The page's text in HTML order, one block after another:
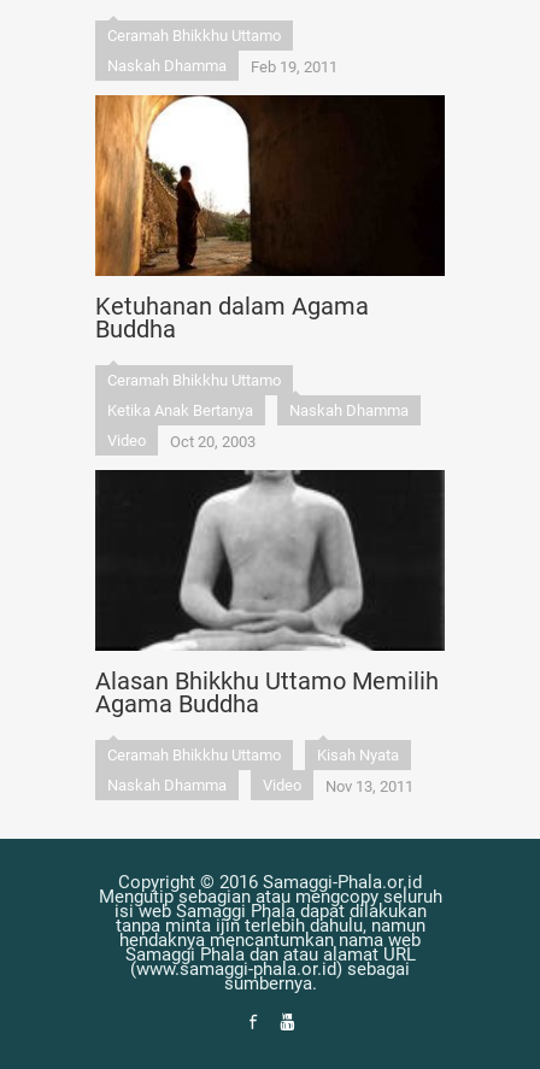
Ceramah Bhikkhu Uttamo
Naskah Dhamma
Feb 19, 2011
Ketuhanan dalam Agama
Buddha
Ceramah Bhikkhu Uttamo
Ketika Anak Bertanya
Naskah Dhamma
Video
Oct 20, 2003
Alasan Bhikkhu Uttamo Memilih
Agama Buddha
Ceramah Bhikkhu Uttamo
Kisah Nyata
Naskah Dhamma
Video Nov 13, 2011
Copyright © 2016 Samaggi-Phala.or.id
Mengutip sebagian atau mengcopy seluruh
isi web Samaggi Phala dapat dilakukan
tanpa minta ijin terlebih dahulu, namun
hendaknya mencantumkan nama web
Samaggi Phala dan atau alamat URL
(www.samaggi-phala.or.id) sebagai
sumbernya.